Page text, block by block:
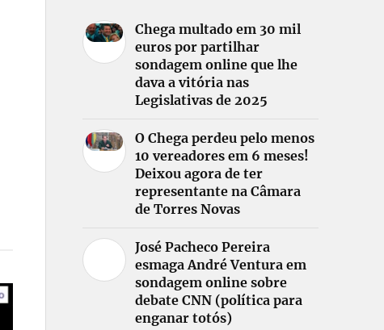
Chega multado em 30 mil
euros por partilhar
sondagem online que lhe
dava a vitória nas
Legislativas de 2025
O Chega perdeu pelo menos
10 vereadores em 6 meses!
Deixou agora de ter
representante na Câmara
de Torres Novas
José Pacheco Pereira
esmaga André Ventura em
sondagem online sobre
debate CNN (política para
enganar totós)